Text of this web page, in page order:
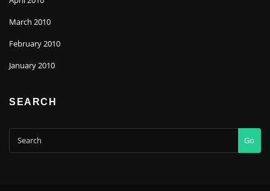
March 2010
February 2010
January 2010
SEARCH
Go